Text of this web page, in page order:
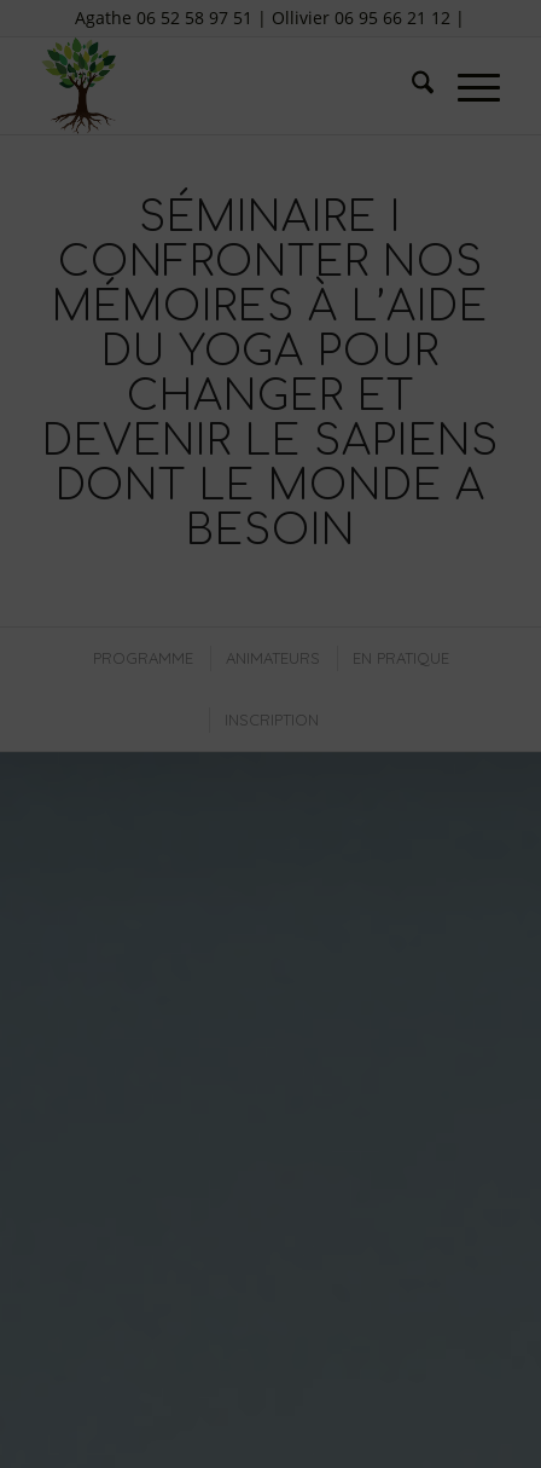
Agathe 06 52 58 97 51 | Ollivier 06 95 66 21 12 |
SÉMINAIRE I
CONFRONTER NOS
MÉMOIRES À L’AIDE
DU YOGA POUR
CHANGER ET
DEVENIR LE SAPIENS
DONT LE MONDE A
BESOIN
PROGRAMME ANIMATEURS EN PRATIQUE
INSCRIPTION